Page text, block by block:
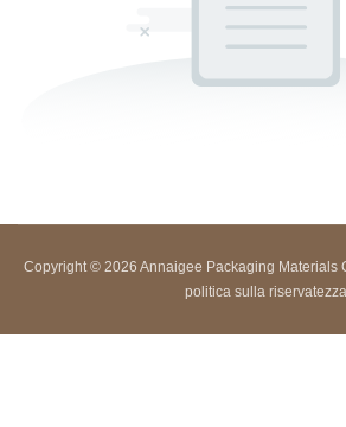
Copyright © 2026 Annaigee Packaging Materials
politica sulla riservatezza